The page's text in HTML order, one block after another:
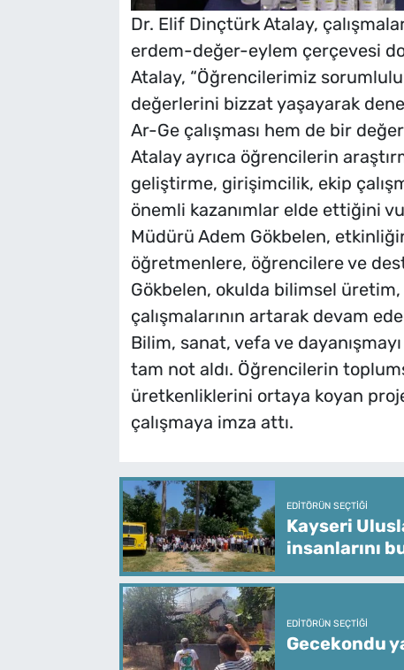
Dr. Elif Dinçtürk Atalay,
erdem-değer-eylem çerçevesi
Atalay, “Öğrencilerimiz
değerlerini bizzat yaşayarak
Ar-Ge çalışması hem de bir
Atalay ayrıca öğrencilerin
geliştirme, girişimcilik, ekip
önemli kazanımlar elde ettiğini
Müdürü Adem Gökbelen,
öğretmenlere, öğrencilere ve
Gökbelen, okulda bilimsel
çalışmalarının artarak devam
Bilim, sanat, vefa ve
tam not aldı. Öğrencilerin
üretkenliklerini ortaya koyan
çalışmaya imza attı.
EDITÖRÜN SEÇTIĞI
Kayseri
insanlarını
EDITÖRÜN SEÇTIĞI
Gecekondu